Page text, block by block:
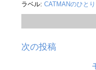
ラベル: CATMANのひとり
次の投稿